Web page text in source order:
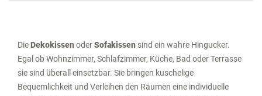
DieDekokissenoderSofakissen sind ein wahre Hingucker.
Egal ob Wohnzimmer, Schlafzimmer, Küche, Bad oder Terrasse
sie sind überall einsetzbar. Sie bringen kuschelige
Bequemlichkeit und Verleihen den Räumen eine individuelle